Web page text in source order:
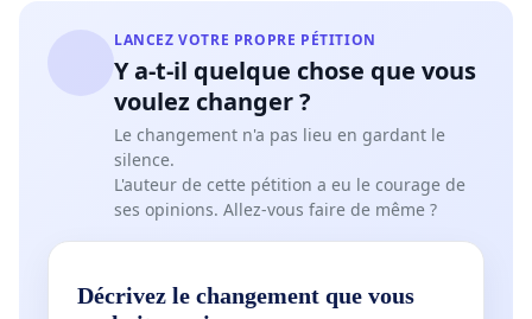
LANCEZ VOTRE PROPRE PÉTITION
Y a-t-il quelque chose que vous
voulez changer ?
Le changement n'a pas lieu en gardant le
silence.
L'auteur de cette pétition a eu le courage de
ses opinions. Allez-vous faire de même ?
Décrivez le changement que vous